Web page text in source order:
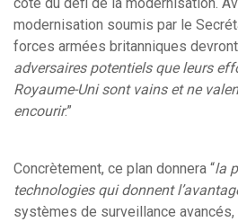
modernisation soumis par le
forces armées britanniques
adversaires potentiels que leurs
Royaume-Uni sont vains et ne
encourir.”
Concrètement, ce plan donnera “la
technologies qui donnent
systèmes de surveillance